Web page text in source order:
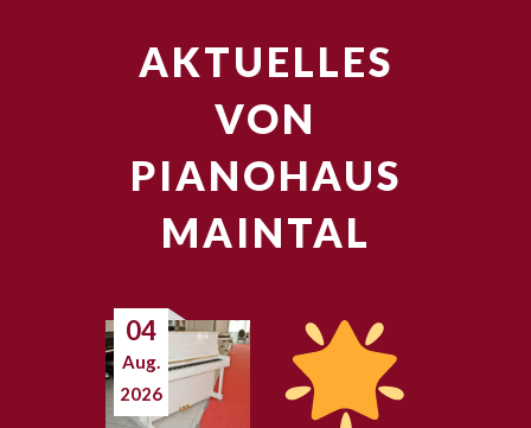
AKTUELLES
VON
PIANOHAUS
MAINTAL
04
Aug.
2026